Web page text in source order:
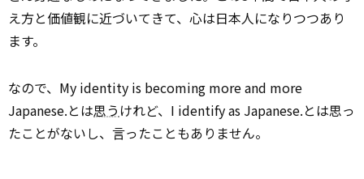
え方と価値観に近づいてきて、心は日本人になりつつあり
ます。
なので、My identity is becoming more and more
Japanese.とは思う けれど、I identify as Japanese.とは思っ
たことがないし、言ったこともありません。